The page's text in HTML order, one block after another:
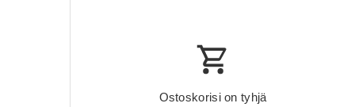
Ostoskorisi on tyhjä